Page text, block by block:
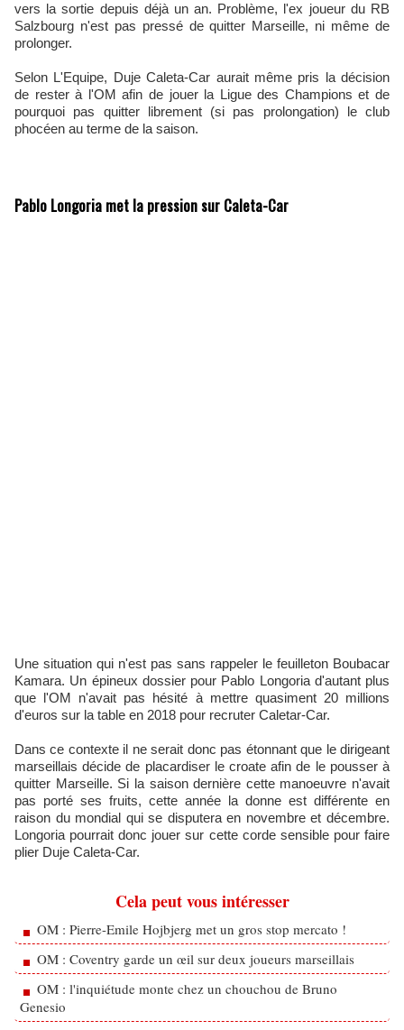
vers la sortie depuis déjà un an. Problème, l'ex joueur du RB
Salzbourg n'est pas pressé de quitter Marseille, ni même de
prolonger.
Selon L'Equipe, Duje Caleta-Car aurait même pris la décision
de rester à l'OM afin de jouer la Ligue des Champions et de
pourquoi pas quitter librement (si pas prolongation) le club
phocéen au terme de la saison.
Pablo Longoria met la pression sur Caleta-Car
Une situation qui n'est pas sans rappeler le feuilleton Boubacar
Kamara. Un épineux dossier pour Pablo Longoria d'autant plus
que l'OM n'avait pas hésité à mettre quasiment 20 millions
d'euros sur la table en 2018 pour recruter Caletar-Car.
Dans ce contexte il ne serait donc pas étonnant que le dirigeant
marseillais décide de placardiser le croate afin de le pousser à
quitter Marseille. Si la saison dernière cette manoeuvre n'avait
pas porté ses fruits, cette année la donne est différente en
raison du mondial qui se disputera en novembre et décembre.
Longoria pourrait donc jouer sur cette corde sensible pour faire
plier Duje Caleta-Car.
Cela peut vous intéresser
OM : Pierre-Emile Hojbjerg met un gros stop mercato !
OM : Coventry garde un œil sur deux joueurs marseillais
OM : l'inquiétude monte chez un chouchou de Bruno
Genesio